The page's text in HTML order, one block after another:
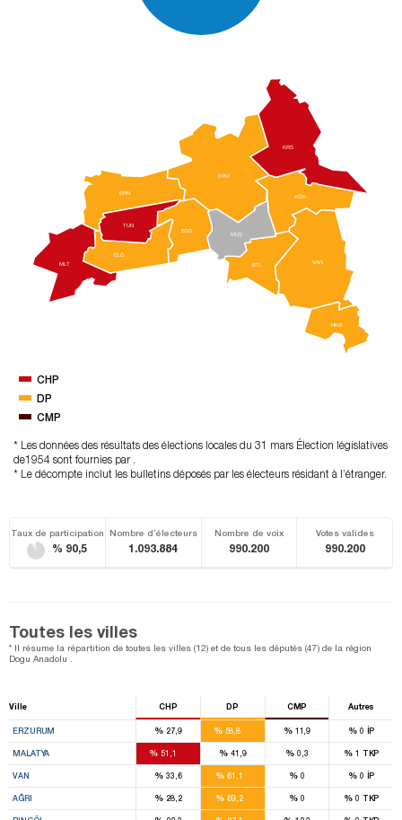
AĞR
BNG
BTL
ELĞ
ERN
ERM
HKR
KRS
MLT
MUŞ
TUN
VAN
CHP
DP
CMP
* Les données des résultats des élections locales du 31 mars Élection législatives
de1954 sont fournies par .
* Le décompte inclut les bulletins déposés par les électeurs résidant à l’étranger.
Taux de participation
% 90,5
Nombre d’électeurs
1.093.884
Nombre de voix
990.200
Votes valides
990.200
Toutes les villes
* Il résume la répartition de toutes les villes (12) et de tous les députés (47) de la région
Dogu Anadolu .
Ville CHP DP CMP Autres
ERZURUM % 27,9 %58,8
12
%11,9 %0 İP
MALATYA % 51,1 % 41,9 % 0,3 %1 TKP
VAN % 33,6 % 61,1 % 0 %0 İP
AĞRI % 28,2 % 69,2 % 0 %0 TKP